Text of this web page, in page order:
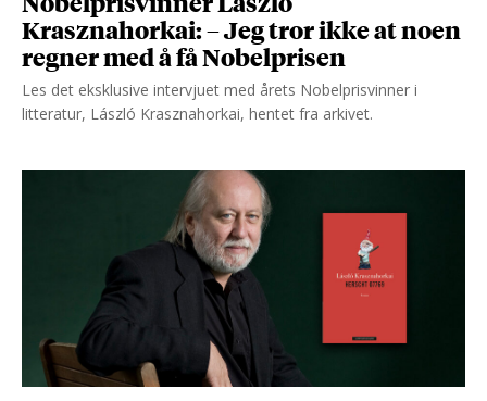
Krasznahorkai: – Jeg tror ikke at noen
regner med å få Nobelprisen
Les det eksklusive intervjuet med årets Nobelprisvinner i
litteratur, László Krasznahorkai, hentet fra arkivet.